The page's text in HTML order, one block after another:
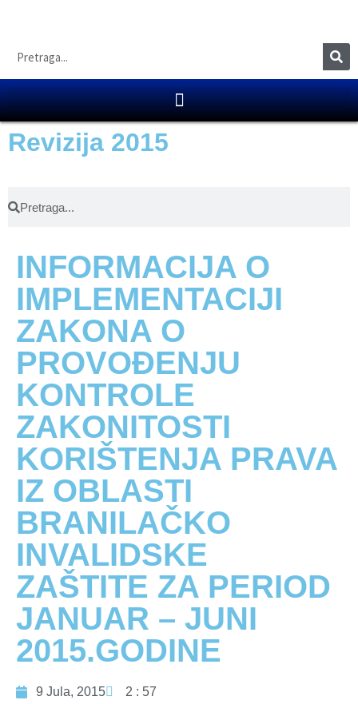
Revizija 2015
INFORMACIJA O
IMPLEMENTACIJI
ZAKONA O
PROVOĐENJU
KONTROLE
ZAKONITOSTI
KORIŠTENJA PRAVA
IZ OBLASTI
BRANILAČKO
INVALIDSKE
ZAŠTITE ZA PERIOD
JANUAR – JUNI
2015.GODINE
9 Jula, 2015 2 : 57